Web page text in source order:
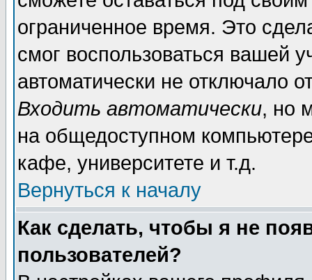
ограниченное время. Это
смог воспользоваться вашей
автоматически не отключало
Входить автоматически, но
на общедоступном
кафе, университете и т.д.
Вернуться к началу
Как сделать, чтобы я не
пользователей?